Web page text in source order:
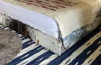
van 4,95 op 5, 691